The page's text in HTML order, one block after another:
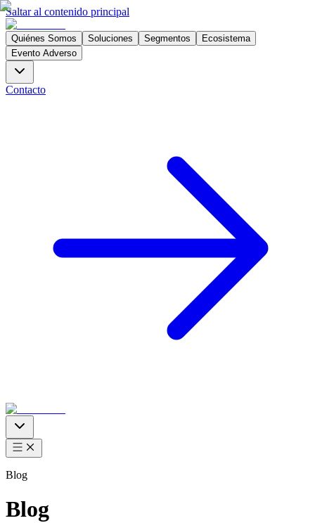
Saltar al contenido principal
Quiénes Somos Soluciones Segmentos
Ecosistema
Evento Adverso
Contacto
Blog
Blog